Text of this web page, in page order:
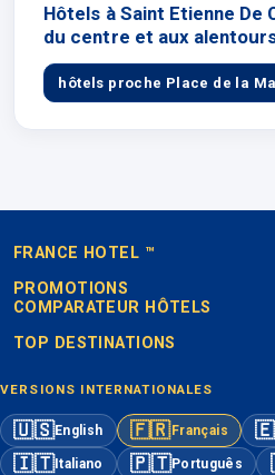
Hôtels à Saint Etienne De
du centre et aux
hôtels proche Place de la
FRANCE HOTEL ™
COMPARATEUR HÔTELS
TOP DESTINATIONS
PROMOTIONS
VERSIONS INTERNATIONALES
🇺🇸English 🇫🇷Français
🇮🇹Italiano 🇵🇹Português